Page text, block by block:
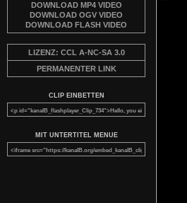
DOWNLOAD MP4 VIDEO
DOWNLOAD OGV VIDEO
DOWNLOAD FLASH VIDEO
LIZENZ: CCL A-NC-SA 3.0
PERMANENTER LINK
CLIP EINBETTEN
MIT UNTERTITEL MENUE